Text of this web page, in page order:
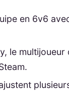
en 6v6
le